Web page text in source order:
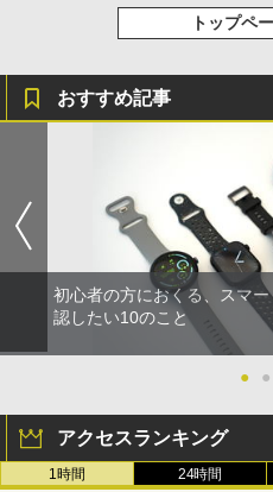
トップペ
おすすめ記事
初心者の方におくる、スマ
認したい10のこと
● ●
アクセスランキング
1時間 24時間